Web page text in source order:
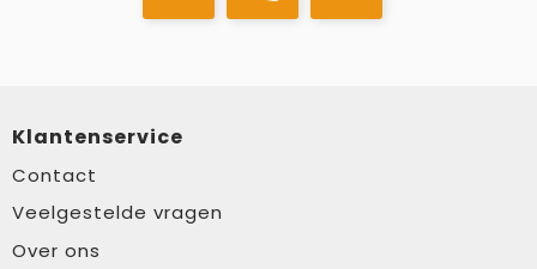
Klantenservice
Contact
Veelgestelde vragen
Over ons